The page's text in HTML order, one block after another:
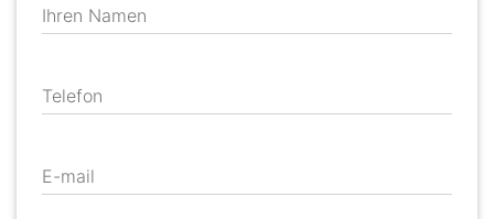
Ihren Namen
Telefon
E-mail